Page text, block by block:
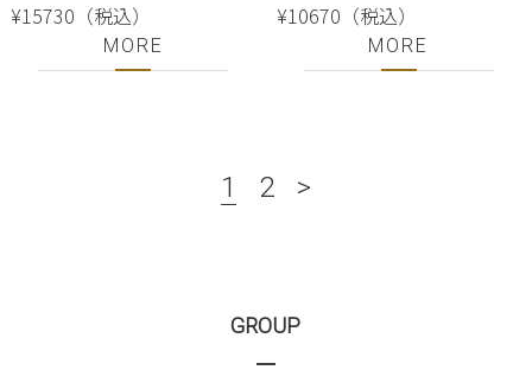
¥15730（税込）
MORE
¥10670（税込）
MORE
1 2 >
GROUP